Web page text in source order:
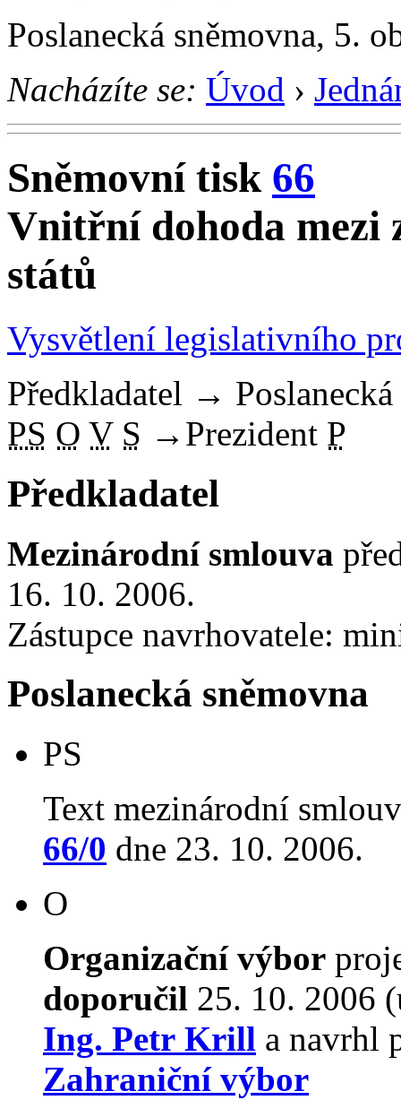
Poslanecká sněmovna, 5.
Nacházíte se: Úvod ›
Sněmovní tisk 66
Vnitřní dohoda mezi
států
Vysvětlení legislativního
Předkladatel →
PS O V S → Prezident P
Předkladatel
Mezinárodní smlouva
16. 10. 2006.
Zástupce navrhovatele:
Poslanecká sněmovna
PS
Text mezinárodní
66/0 dne 23. 10. 2006.
O
Organizační výbor
doporučil 25. 10. 2006
Ing. Petr Krill a navrhl
Zahraniční výbor